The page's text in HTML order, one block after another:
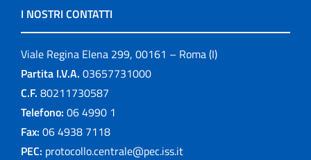
I NOSTRI CONTATTI
Viale Regina Elena 299, 00161 – Roma (I)
Partita I.V.A. 03657731000
C.F. 80211730587
Telefono: 06 4990 1
Fax: 06 4938 7118
PEC: protocollo.centrale@pec.iss.it